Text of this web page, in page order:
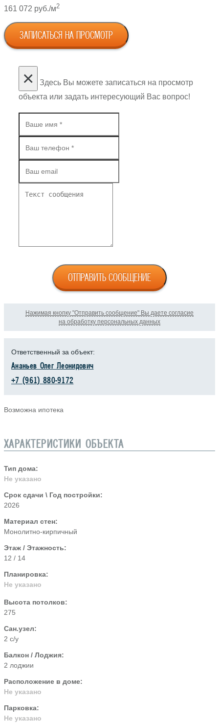
161 072 руб./м2
ЗАПИСАТЬСЯ НА ПРОСМОТР
×
Здесь Вы можете записаться на просмотр
объекта или задать интересующий Вас вопрос!
ОТПРАВИТЬ СООБЩЕНИЕ
Нажимая кнопку "Отправить сообщение" Вы даете согласие
на обработку персональных данных
Ответственный за объект:
Ананьев Олег Леонидович
+7 (961) 880-9172
Возможна ипотека
ХАРАКТЕРИСТИКИ ОБЪЕКТА
Тип дома:
Не указано
Срок сдачи \ Год постройки:
2026
Материал стен:
Монолитно-кирпичный
Этаж / Этажность:
12 / 14
Планировка:
Не указано
Высота потолков:
275
Сан.узел:
2 с/у
Балкон / Лоджия:
2 лоджии
Расположение в доме:
Не указано
Парковка:
Не указано